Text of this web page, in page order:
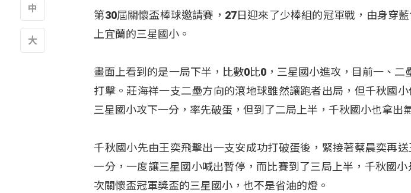
第30屆關懷盃棒球邀請賽，27日迎來了少棒組的冠軍戰，由身穿
上宜蘭的三星國小。
畫面上看到的是一局下半，比數0比0，三星國小進攻，目前一、二
打擊。莊海祥一支二壘方向的滾地球雖然讓跑者出局，但千秋國
三星國小攻下一分，率先破蛋，但到了二局上半，千秋國小也拿出
千秋國小先由王奕飛擊出一支安成功打破蛋後，緊接著蔡晨奕再
一分，一度讓三星國小喊出暫停，而比賽到了三局上半，千秋國
次關懷盃冠軍獎盃的三星國小，也不是省油的燈。